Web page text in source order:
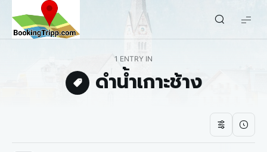
bookingtripp.com
1 ENTRY IN
ดำน้ำเกาะช้าง